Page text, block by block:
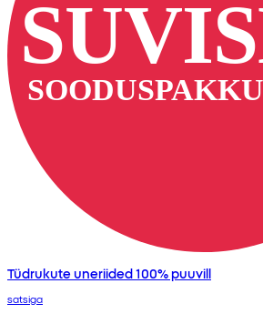
Tüdrukute uneriided 100% puuvill
satsiga